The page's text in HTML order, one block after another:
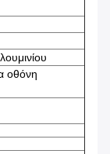
οθόνη